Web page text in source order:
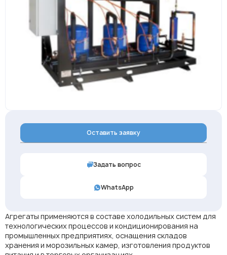
Агрегаты применяются в составе холодильных систем для
технологических процессов и кондиционирования на
промышленных предприятиях, оснащения складов
хранения и морозильных камер, изготовления продуктов
Оставить заявку
Задать вопрос
WhatsApp